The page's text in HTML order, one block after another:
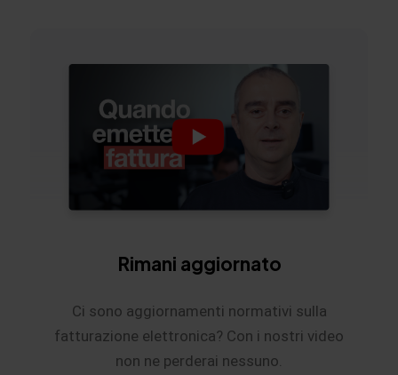
Rimani aggiornato
Ci sono aggiornamenti normativi sulla
fatturazione elettronica? Con i nostri video
non ne perderai nessuno.